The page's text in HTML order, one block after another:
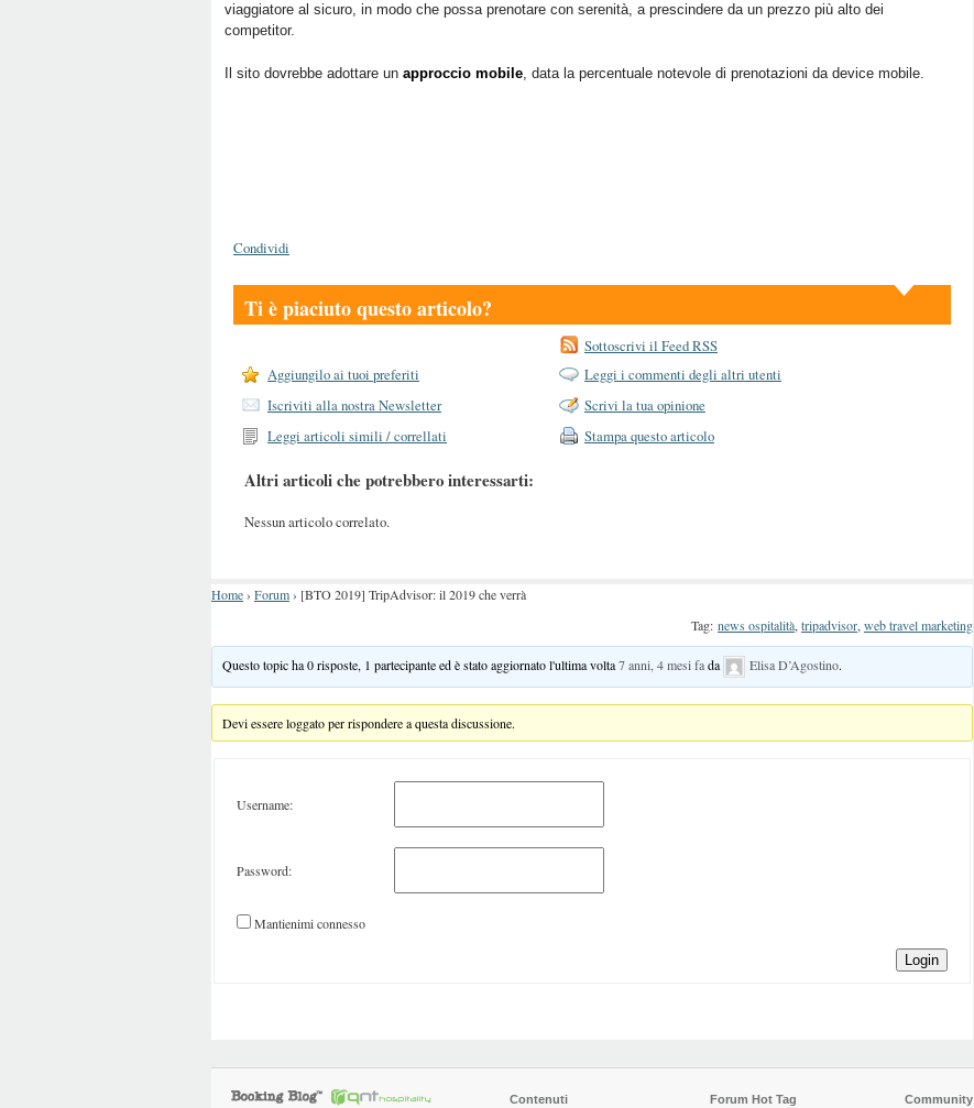
viaggiatore al sicuro, in modo che possa prenotare con serenità, a prescindere da un prezzo più alto dei
competitor.
Il sito dovrebbe adottare un approccio mobile, data la percentuale notevole di prenotazioni da device mobile.
Condividi
Ti è piaciuto questo articolo?
Sottoscrivi il Feed RSS
Aggiungilo ai tuoi preferiti
Leggi i commenti degli altri utenti
Iscriviti alla nostra Newsletter
Scrivi la tua opinione
Leggi articoli simili / correllati
Stampa questo articolo
Altri articoli che potrebbero interessarti:
Nessun articolo correlato.
Home› Forum› [BTO 2019] TripAdvisor: il 2019 che verrà
Tag: news ospitalità, tripadvisor, web travel marketing
Questo topic ha 0 risposte, 1 partecipante ed è stato aggiornato l'ultima volta7 anni, 4 mesi fada Elisa D’Agostino.
Devi essere loggato per rispondere a questa discussione.
Username:
Password:
Mantienimi connesso
Login
Contenuti Forum Hot Tag Community